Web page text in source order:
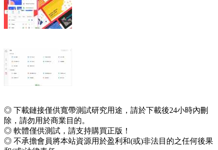
◎ 下載鏈接僅供寬帶測試研究用途，請於下載後24小時內刪
除，請勿用於商業目的。
◎ 軟體僅供測試，請支持購買正版！
◎ 不承擔會員將本站資源用於盈利和(或)非法目的之任何後果